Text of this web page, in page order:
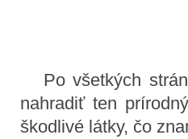
Po všetkých
nahradiť ten
škodlivé látky, čo